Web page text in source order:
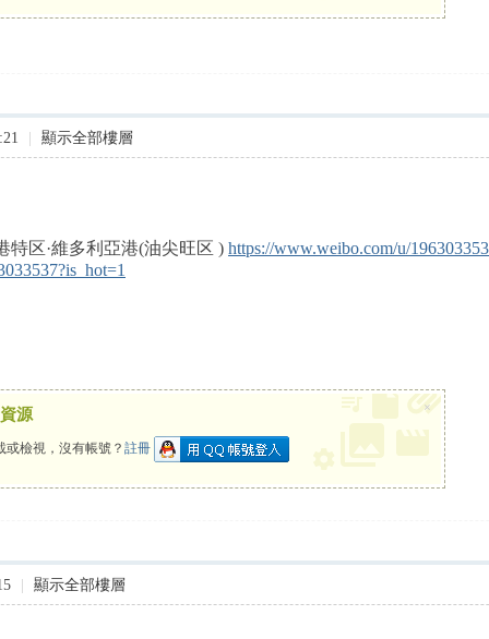
顯示全部樓層
区·維多利亞港(油尖旺区 ) https://www.weibo.com/u/
源
或檢視，沒有帳號？ 註冊
×
顯示全部樓層